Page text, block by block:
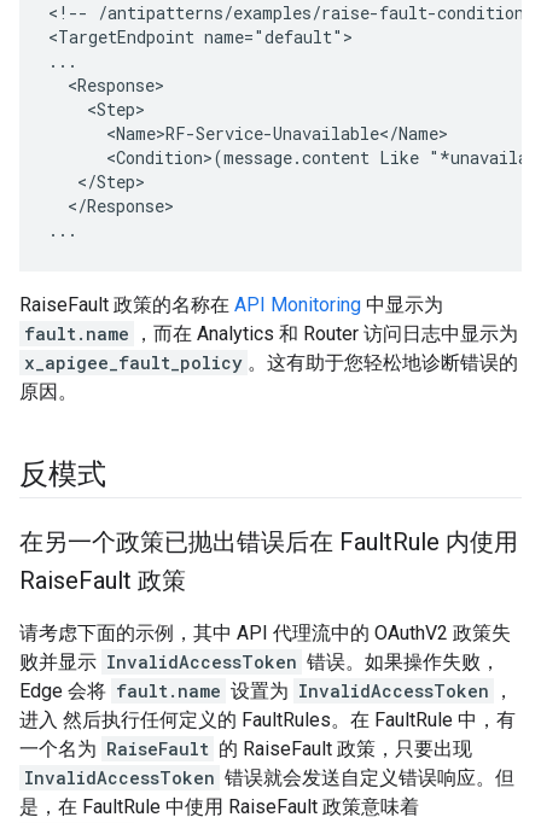
< !-- /antipatterns/examples/raise-fault-
<TargetEndpoint name="default"
...
  <Response>
    <Step>
      <Name>RF-Service-Unavailable</Name>
<Condition>(message.content Like
   </Step>
  </Response>
...
RaiseFault 政策的名称在 API Monitoring 中显示为
fault.name
，而在 Analytics 和 Router 访问日志中显示为
x_apigee_fault_policy 。这有助于您轻松地诊断错误的
原因。
反模式
在另一个政策已抛出错误后在 FaultRule 内使用
RaiseFault 政策
请考虑下面的示例，其中 API 代理流中的 OAuthV2 政策失
败并显示 InvalidAccessToken 错误。如果操作失败，
Edge 会将 fault.name 设置为 InvalidAccessToken
，
进入 然后执行任何定义的 FaultRules。在 FaultRule 中，有
一个名为 RaiseFault 的 RaiseFault 政策，只要出现
InvalidAccessToken 错误就会发送自定义错误响应。但
是，在 FaultRule 中使用 RaiseFault 政策意味着